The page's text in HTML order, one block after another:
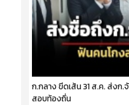
ก.กลาง ขีดเส้น 31 ส.ค. ส่งก.
สอบท้องถิ่น